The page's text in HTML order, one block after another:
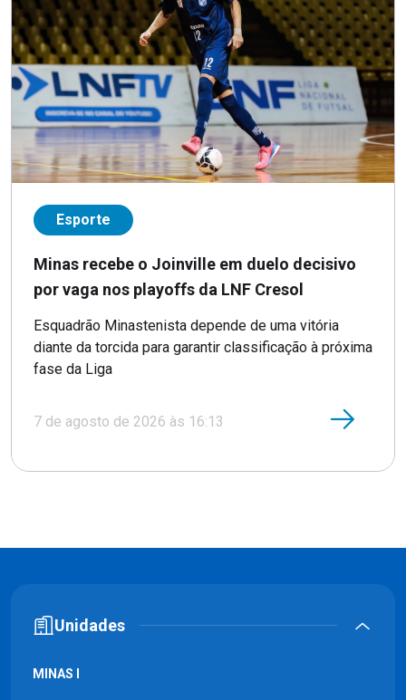
Esporte
Minas recebe o Joinville em duelo decisivo
por vaga nos playoffs da LNF Cresol
Esquadrão Minastenista depende de uma vitória
diante da torcida para garantir classificação à próxima
fase da Liga
7 de agosto de 2026 às 16:13
Unidades
MINAS I